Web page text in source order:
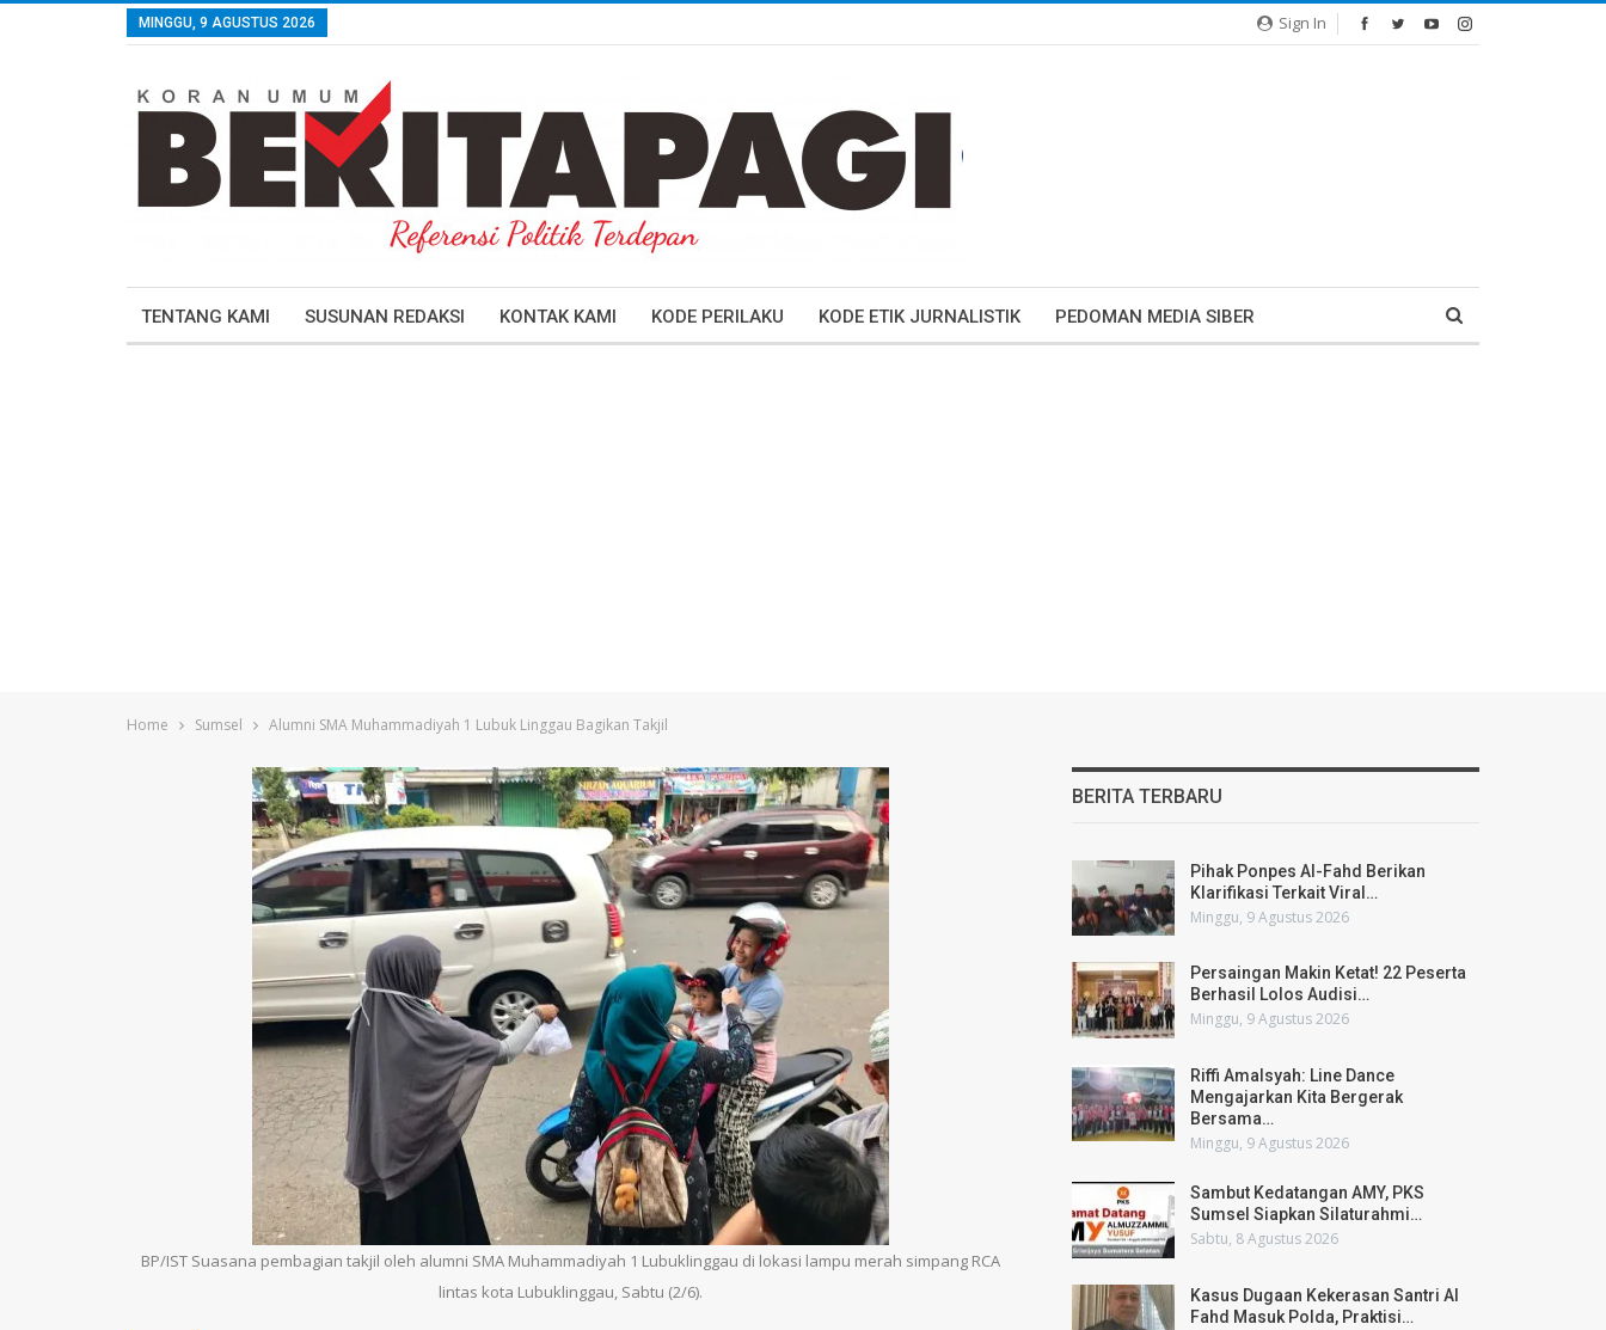
Sign In
MINGGU, 9 AGUSTUS 2026
TENTANG KAMI SUSUNAN REDAKSI KONTAK KAMI KODE PERILAKU KODE ETIK JURNALISTIK PEDOMAN MEDIA SIBER
Home Sumsel Alumni SMA Muhammadiyah 1 Lubuk Linggau Bagikan Takjil
BP/IST Suasana pembagian takjil oleh alumni SMA Muhammadiyah 1 Lubuklinggau di lokasi lampu merah simpang RCA
lintas kota Lubuklinggau, Sabtu (2/6).
BERITA TERBARU
Pihak Ponpes Al-Fahd Berikan
Klarifikasi Terkait Viral…
Minggu, 9 Agustus 2026
Persaingan Makin Ketat! 22 Peserta
Berhasil Lolos Audisi…
Minggu, 9 Agustus 2026
Riffi Amalsyah: Line Dance
Mengajarkan Kita Bergerak
Bersama…
Minggu, 9 Agustus 2026
Sambut Kedatangan AMY, PKS
Sumsel Siapkan Silaturahmi…
Sabtu, 8 Agustus 2026
Kasus Dugaan Kekerasan Santri Al
Fahd Masuk Polda, Praktisi…